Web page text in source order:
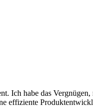
Ich habe das
effiziente